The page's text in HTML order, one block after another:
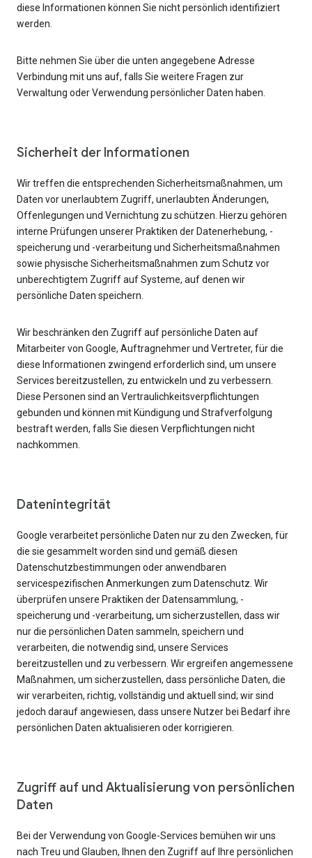
diese Informationen können Sie nicht persönlich identifiziert
werden.
Bitte nehmen Sie über die unten angegebene Adresse
Verbindung mit uns auf, falls Sie weitere Fragen zur
Verwaltung oder Verwendung persönlicher Daten haben.
Sicherheit der Informationen
Wir treffen die entsprechenden Sicherheitsmaßnahmen, um
Daten vor unerlaubtem Zugriff, unerlaubten Änderungen,
Offenlegungen und Vernichtung zu schützen. Hierzu gehören
interne Prüfungen unserer Praktiken der Datenerhebung, -
speicherung und -verarbeitung und Sicherheitsmaßnahmen
sowie physische Sicherheitsmaßnahmen zum Schutz vor
unberechtigtem Zugriff auf Systeme, auf denen wir
persönliche Daten speichern.
Wir beschränken den Zugriff auf persönliche Daten auf
Mitarbeiter von Google, Auftragnehmer und Vertreter, für die
diese Informationen zwingend erforderlich sind, um unsere
Services bereitzustellen, zu entwickeln und zu verbessern.
Diese Personen sind an Vertraulichkeitsverpflichtungen
gebunden und können mit Kündigung und Strafverfolgung
bestraft werden, falls Sie diesen Verpflichtungen nicht
nachkommen.
Datenintegrität
Google verarbeitet persönliche Daten nur zu den Zwecken, für
die sie gesammelt worden sind und gemäß diesen
Datenschutzbestimmungen oder anwendbaren
servicespezifischen Anmerkungen zum Datenschutz. Wir
überprüfen unsere Praktiken der Datensammlung, -
speicherung und -verarbeitung, um sicherzustellen, dass wir
nur die persönlichen Daten sammeln, speichern und
verarbeiten, die notwendig sind, unsere Services
bereitzustellen und zu verbessern. Wir ergreifen angemessene
Maßnahmen, um sicherzustellen, dass persönliche Daten, die
wir verarbeiten, richtig, vollständig und aktuell sind; wir sind
jedoch darauf angewiesen, dass unsere Nutzer bei Bedarf ihre
persönlichen Daten aktualisieren oder korrigieren.
Zugriff auf und Aktualisierung von persönlichen
Daten
Bei der Verwendung von Google-Services bemühen wir uns
nach Treu und Glauben, Ihnen den Zugriff auf Ihre persönlichen